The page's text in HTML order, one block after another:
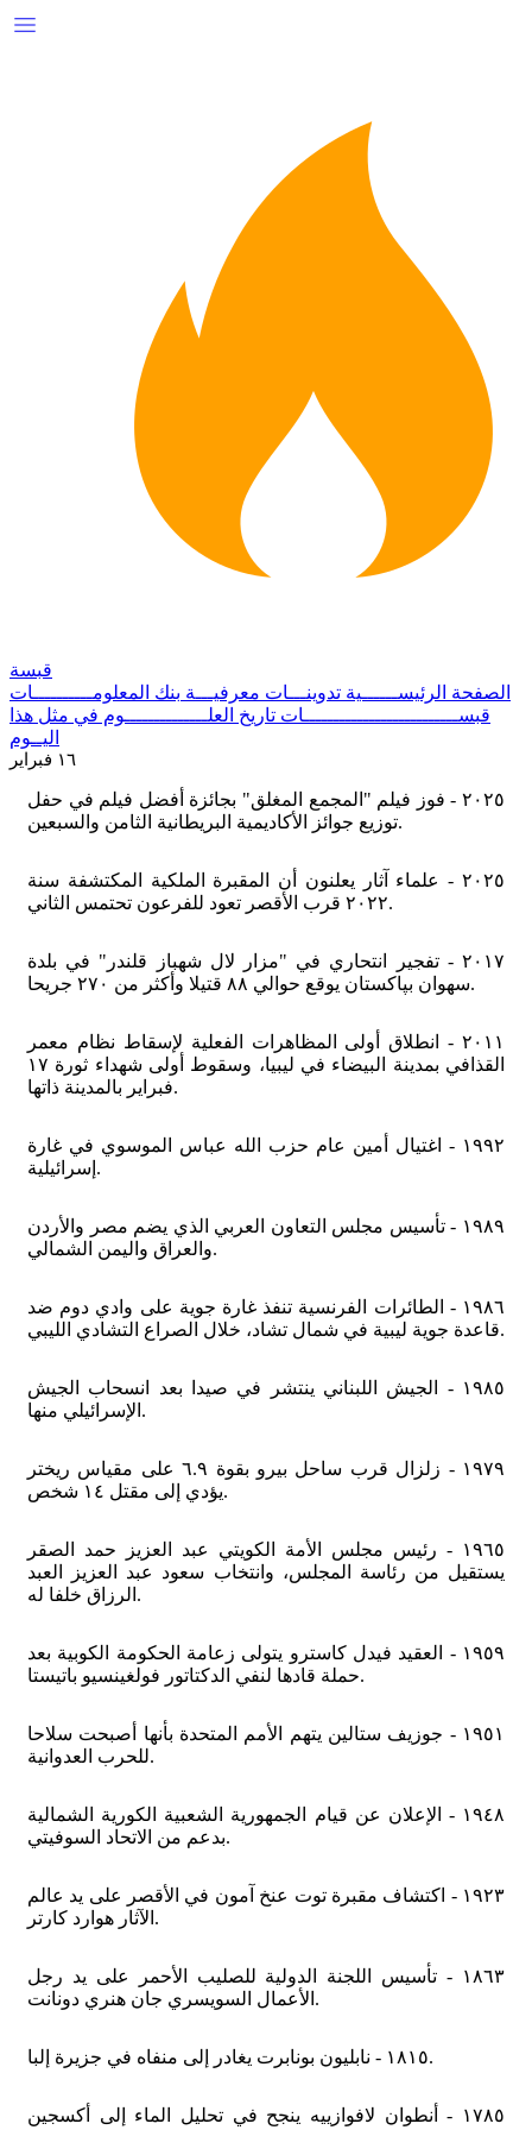
قبسة
الصفحة الرئيســــــية تدوينـــات معرفيـــة بنك المعلومــــــــــات
قبســــــــــــــــــــــــــات تاريخ العلــــــــــــــوم في مثل هذا
اليــوم
١٦ فبراير
٢٠٢٥ - فوز فيلم "المجمع المغلق" بجائزة أفضل فيلم في حفل
توزيع جوائز الأكاديمية البريطانية الثامن والسبعين.
٢٠٢٥ - علماء آثار يعلنون أن المقبرة الملكية المكتشفة سنة
٢٠٢٢ قرب الأقصر تعود للفرعون تحتمس الثاني.
٢٠١٧ - تفجير انتحاري في "مزار لال شهباز قلندر" في بلدة
سهوان بپاكستان يوقع حوالي ٨٨ قتيلا وأكثر من ٢٧٠ جريحا.
٢٠١١ - انطلاق أولى المظاهرات الفعلية لإسقاط نظام معمر
القذافي بمدينة البيضاء في ليبيا، وسقوط أولى شهداء ثورة ١٧
فبراير بالمدينة ذاتها.
١٩٩٢ - اغتيال أمين عام حزب الله عباس الموسوي في غارة
إسرائيلية.
١٩٨٩ - تأسيس مجلس التعاون العربي الذي يضم مصر والأردن
والعراق واليمن الشمالي.
١٩٨٦ - الطائرات الفرنسية تنفذ غارة جوية على وادي دوم ضد
قاعدة جوية ليبية في شمال تشاد، خلال الصراع التشادي الليبي.
١٩٨٥ - الجيش اللبناني ينتشر في صيدا بعد انسحاب الجيش
الإسرائيلي منها.
١٩٧٩ - زلزال قرب ساحل بيرو بقوة ٦.٩ على مقياس ريختر
يؤدي إلى مقتل ١٤ شخص.
١٩٦٥ - رئيس مجلس الأمة الكويتي عبد العزيز حمد الصقر
يستقيل من رئاسة المجلس، وانتخاب سعود عبد العزيز العبد
الرزاق خلفا له.
١٩٥٩ - العقيد فيدل كاسترو يتولى زعامة الحكومة الكوبية بعد
حملة قادها لنفي الدكتاتور فولغينسيو باتيستا.
١٩٥١ - جوزيف ستالين يتهم الأمم المتحدة بأنها أصبحت سلاحا
للحرب العدوانية.
١٩٤٨ - الإعلان عن قيام الجمهورية الشعبية الكورية الشمالية
بدعم من الاتحاد السوفيتي.
١٩٢٣ - اكتشاف مقبرة توت عنخ آمون في الأقصر على يد عالم
الآثار هوارد كارتر.
١٨٦٣ - تأسيس اللجنة الدولية للصليب الأحمر على يد رجل
الأعمال السويسري جان هنري دونانت.
١٨١٥ - نابليون بونابرت يغادر إلى منفاه في جزيرة إلبا.
١٧٨٥ - أنطوان لافوازييه ينجح في تحليل الماء إلى أكسجين